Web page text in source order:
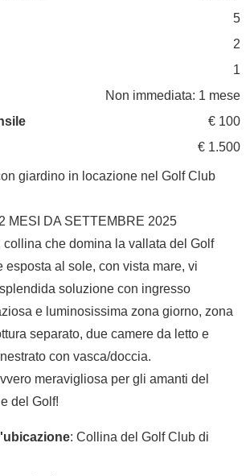
5
2
1
Non immediata: 1 mese
€ 100
€ 1.500
giardino in locazione nel Golf Club
MESI DA SETTEMBRE 2025
collina che domina la vallata del Golf
esposta al sole, con vista mare, vi
soluzione con ingresso
e luminosissima zona giorno, zona
separato, due camere da letto e
con vasca/doccia.
meravigliosa per gli amanti del
del Golf!
: Collina del Golf Club di